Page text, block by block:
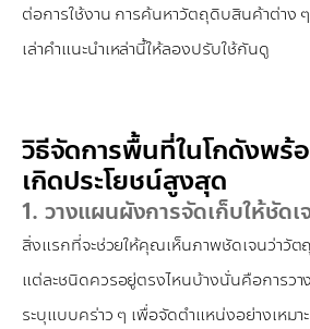
ต่อการใช้งาน การค้นหาวัตถุดิบสินค้าต่าง
เล่าคำแนะนำเหล่านี้ให้ลองปรับใช้กันดู
วิธีจัดการพื้นที่ในโกดังพ
เกิดประโยชน์สูงสุด
1. วางแผนผังการจัดเก็บให้ชัดเ
สิ่งแรกที่จะช่วยให้คุณเห็นภาพชัดเจนว่า
แต่ละชนิดควรอยู่ตรงไหนบ้างนั่นคือการว
ระบุแบบคร่าว ๆ เพื่อจัดตำแหน่งอย่างเหม